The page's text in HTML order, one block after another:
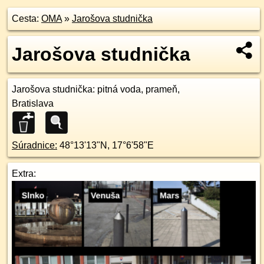
Cesta: OMA» Jarošova studnička
Jarošova studnička
Jarošova studnička: pitná voda, prameň,
Bratislava
Súradnice: 48°13'13"N , 17°6'58"E
Extra: